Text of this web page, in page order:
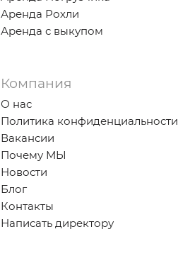
Аренда Рохли
Аренда с выкупом
Компания
О нас
Политика конфиденциальности
Вакансии
Почему МЫ
Новости
Блог
Контакты
Написать директору